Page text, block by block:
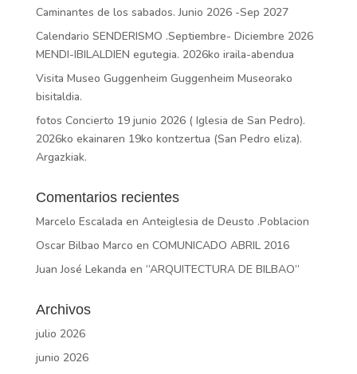
Caminantes de los sabados. Junio 2026 -Sep 2027
Calendario SENDERISMO .Septiembre- Diciembre 2026
MENDI-IBILALDIEN egutegia. 2026ko iraila-abendua
Visita Museo Guggenheim Guggenheim Museorako
bisitaldia.
fotos Concierto 19 junio 2026 ( Iglesia de San Pedro).
2026ko ekainaren 19ko kontzertua (San Pedro eliza).
Argazkiak.
Comentarios recientes
Marcelo Escalada en Anteiglesia de Deusto .Poblacion
Oscar Bilbao Marco en COMUNICADO ABRIL 2016
Juan José Lekanda en “ARQUITECTURA DE BILBAO”
Archivos
julio 2026
junio 2026